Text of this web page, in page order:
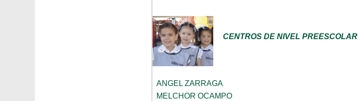
CENTROS DE NIVEL PREESCOLAR
ANGEL ZARRAGA
MELCHOR OCAMPO